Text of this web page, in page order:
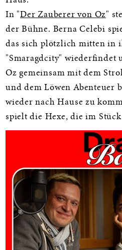
In "Der Zauberer von Oz"
der Bühne. Berna Celebi
das sich plötzlich mitten in
"Smaragdcity" wiederfindet
Oz gemeinsam mit dem
und dem Löwen Abenteuer
wieder nach Hause zu
spielt die Hexe, die im